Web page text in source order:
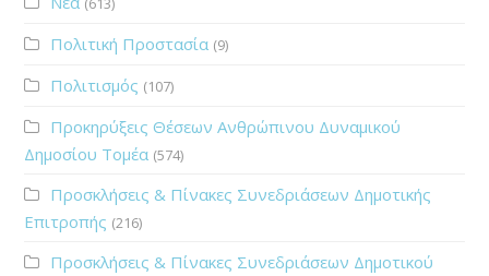
Πολιτική Προστασία (9)
Πολιτισμός (107)
Προκηρύξεις Θέσεων Ανθρώπινου Δυναμικού
Δημοσίου Τομέα (574)
Προσκλήσεις & Πίνακες Συνεδριάσεων Δημοτικής
Επιτροπής (216)
Προσκλήσεις & Πίνακες Συνεδριάσεων Δημοτικού